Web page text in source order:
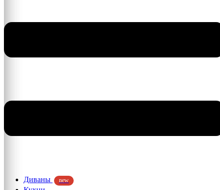
Диваны new